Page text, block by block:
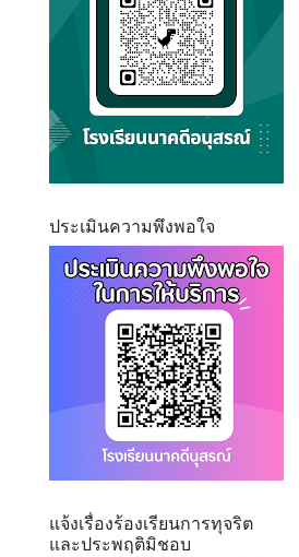
ประเมินความพึงพอใจ
แจ้งเรื่องร้องเรียนการทุจริต
และประพฤติมิชอบ